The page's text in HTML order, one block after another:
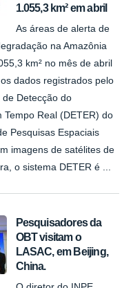
1.055,3 km² em abril
As áreas de alerta de
na Amazônia
km² no mês de abril
dados registrados pelo
de Detecção do
Tempo Real (DETER) do
Pesquisas Espaciais
imagens de satélites de
o sistema DETER é ...
Pesquisadores da
OBT visitam o
LASAC, em Beijing,
China.